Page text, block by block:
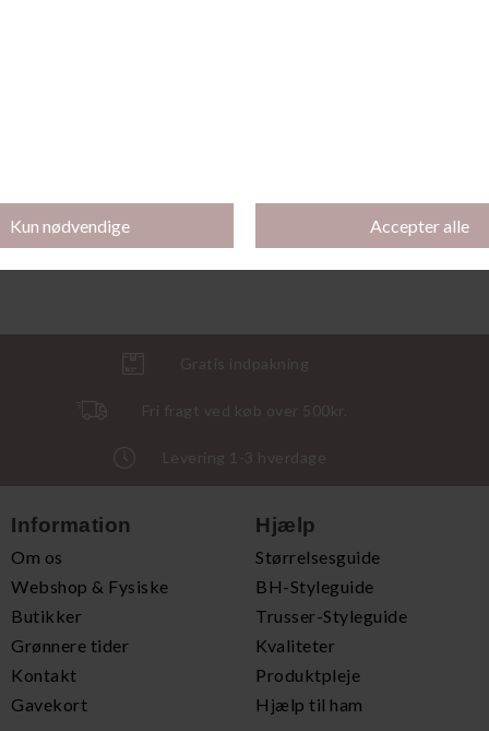
Icon Cotton Modal Top, Poseidon Blue
Gratis indpakning
Fri fragt ved køb over 500kr.
Levering 1-3 hverdage
Information
Om os
Webshop & Fysiske
Butikker
Grønnere tider
Kontakt
Gavekort
Hjælp
Størrelsesguide
BH-Styleguide
Trusser-Styleguide
Kvaliteter
Produktpleje
Hjælp til ham